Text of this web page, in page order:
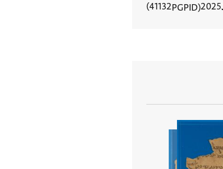
2025
PGPID
41132